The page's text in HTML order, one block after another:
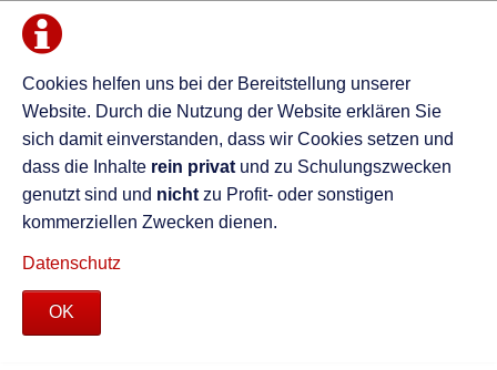
Cookies helfen uns bei der Bereitstellung unserer
Website. Durch die Nutzung der Website erklären Sie
sich damit einverstanden, dass wir Cookies setzen und
dass die Inhalte rein privat und zu Schulungszwecken
genutzt sind und nicht zu Profit- oder sonstigen
kommerziellen Zwecken dienen.
Datenschutz
OK